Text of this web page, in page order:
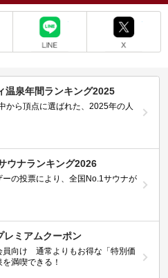
温泉年間ランキング2025
から頂点に選ばれた、2025年の人
ウナランキング2026
ーの投票により、全国No.1サウナが
レミアムクーポン
員向け 通常よりもお得な「特別価
満喫できる！